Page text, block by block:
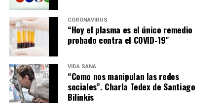
CORONAVIRUS
“Hoy el plasma es el único remedio
probado contra el COVID-19″
VIDA SANA
“Como nos manipulan las redes
sociales”. Charla Tedex de Santiago
Bilinkis